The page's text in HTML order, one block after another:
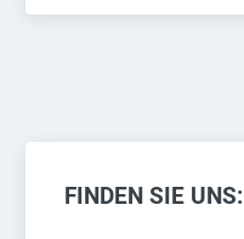
FINDEN SIE UNS: